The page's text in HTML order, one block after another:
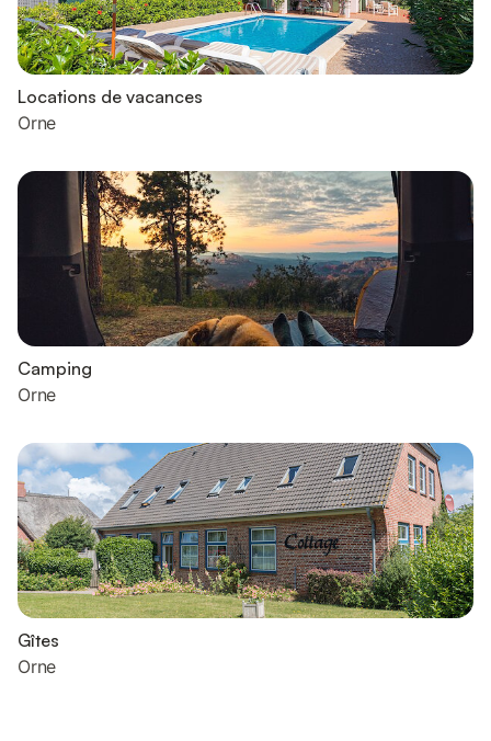
Locations de vacances
Orne
Camping
Orne
Gîtes
Orne